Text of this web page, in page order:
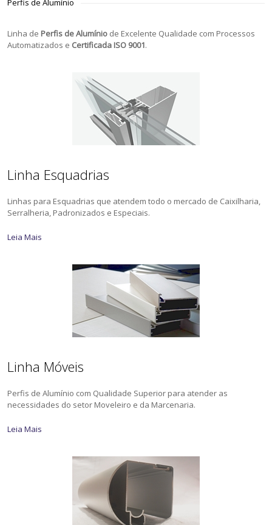
Perfis de Alumínio
Linha de Perfis de Alumínio de Excelente Qualidade com Processos
Automatizados e Certificada ISO 9001.
Linha Esquadrias
Linhas para Esquadrias que atendem todo o mercado de Caixilharia,
Serralheria, Padronizados e Especiais.
Leia Mais
Linha Móveis
Perfis de Alumínio com Qualidade Superior para atender as
necessidades do setor Moveleiro e da Marcenaria.
Leia Mais